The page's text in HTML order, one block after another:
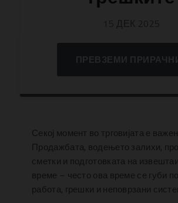
ПРЕВЗЕМИ
Секој момент во трговијата е
Продажбата, водењето залихи,
сметки и подготовката на
време – често ова време се губи
работа, грешки и неповрзани